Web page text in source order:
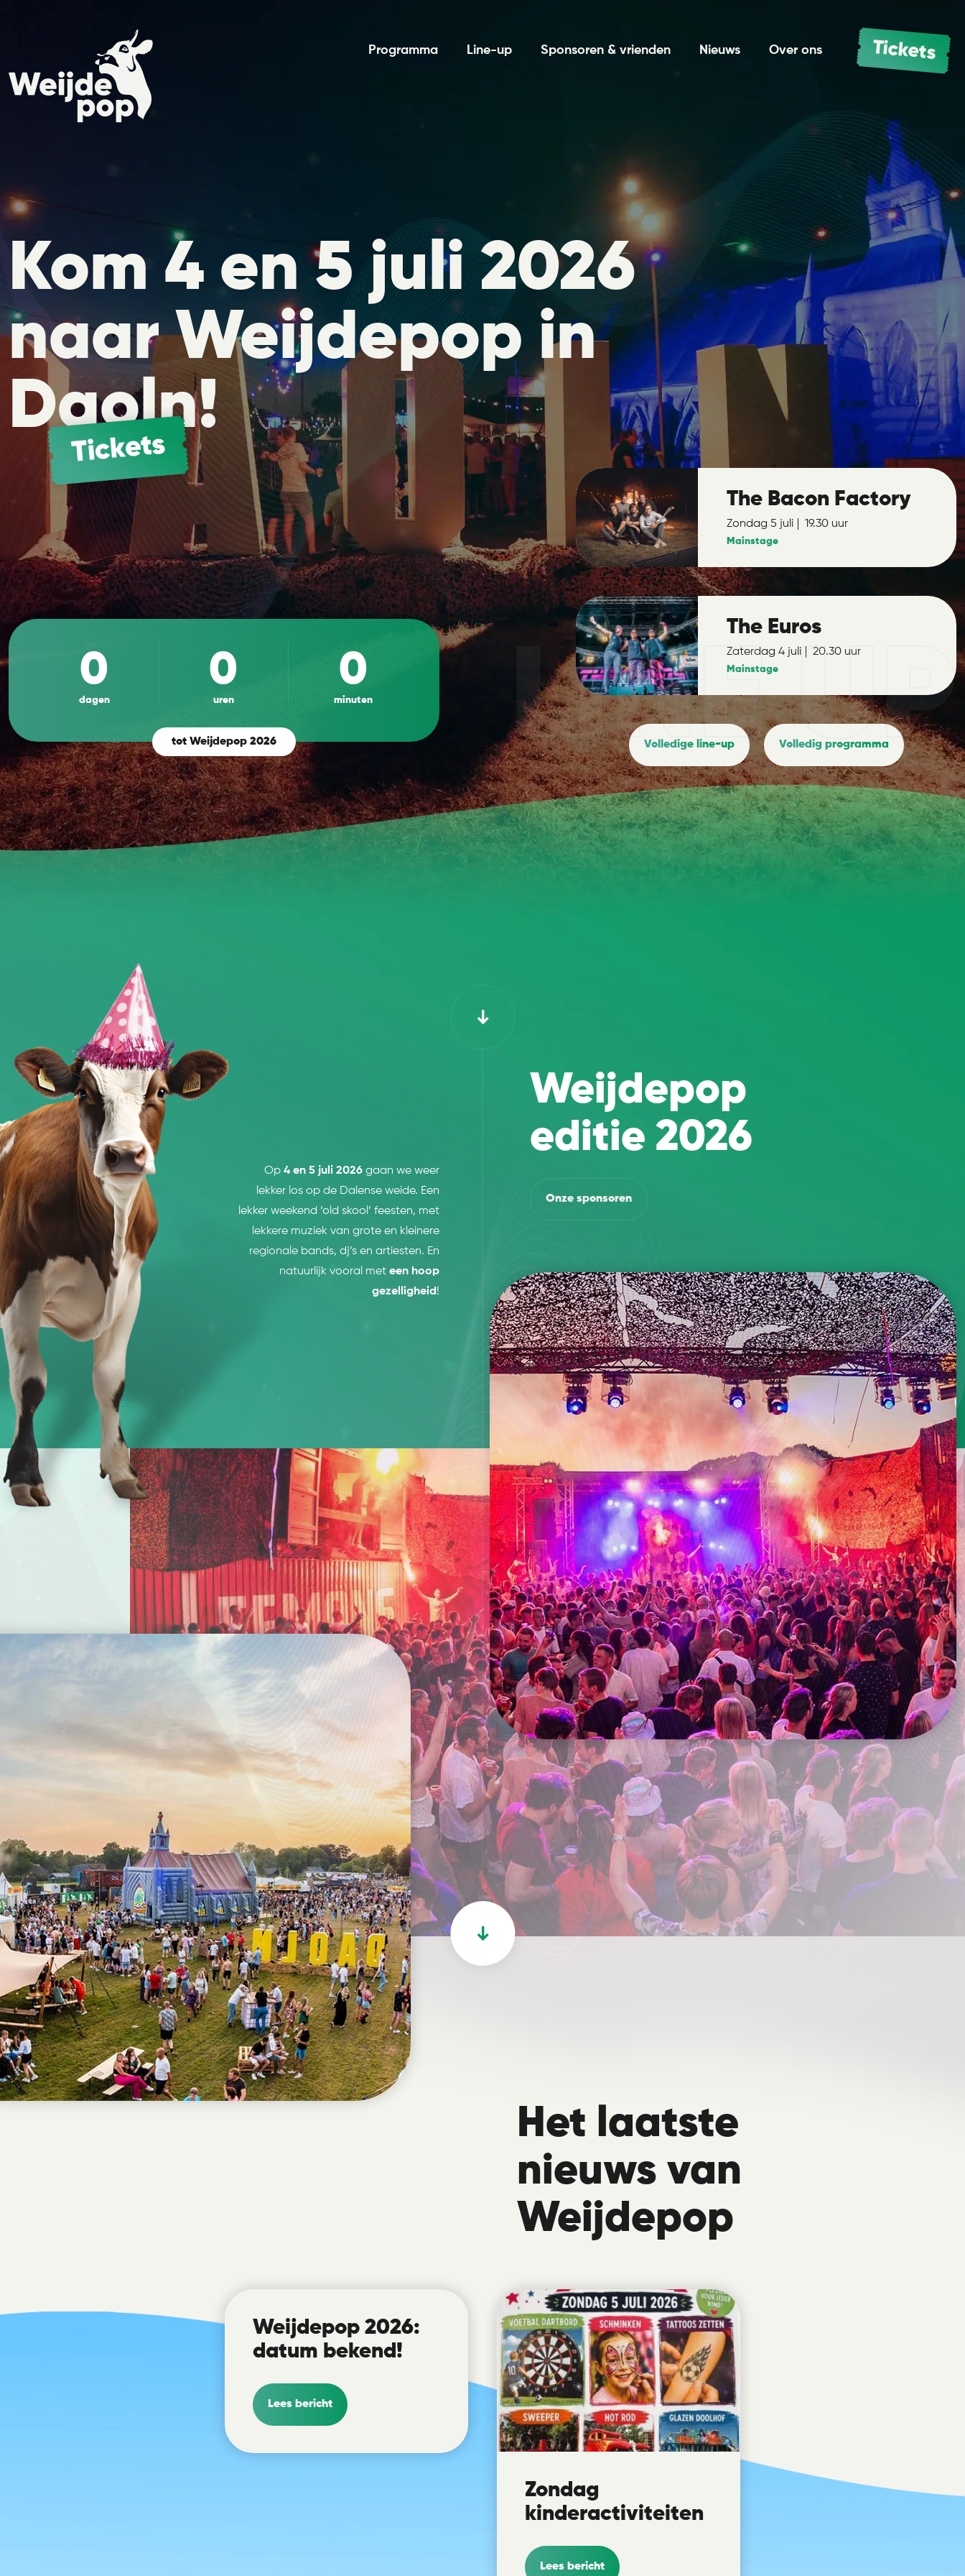
Programma Line-up Sponsoren & vrienden Nieuws Over ons Tickets
Kom 4 en 5 juli 2026
naar Weijdepop in
Daoln!
Tickets
0
dagen
0
uren
0
minuten
tot Weijdepop 2026
The Bacon Factory
Zondag 5 juli 19.30 uur
Mainstage
The Euros
Zaterdag 4 juli 20.30 uur
Mainstage
Volledigeline-up Volledig programma
LINE UP
Op 4 en 5 juli 2026 gaan we weer
lekker los op de Dalense weide. Een
lekker weekend ‘old skool’ feesten, met
lekkere muziek van grote en kleinere
regionale bands, dj’s en artiesten. En
natuurlijk vooral met een hoop
gezelligheid !
Weijdepop
editie 2026
Onze sponsoren
Het laatste
nieuws van
Weijdepop
Weijdepop 2026:
datum bekend!
Lees bericht
Zondag
kinderactiviteiten
Lees bericht